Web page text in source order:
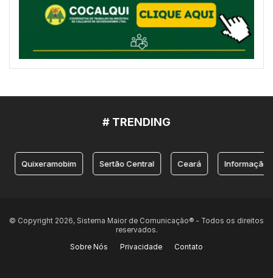
# TRENDING
Quixeramobim Sertão Central Ceará Informação
© Copyright 2026, Sistema Maior de Comunicação® - Todos os direitos
reservados.
Sobre Nós
Privacidade Contato